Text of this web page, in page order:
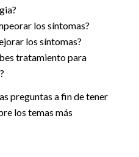
los síntomas?
los síntomas?
tratamiento para
preguntas a fin de tener
los temas más